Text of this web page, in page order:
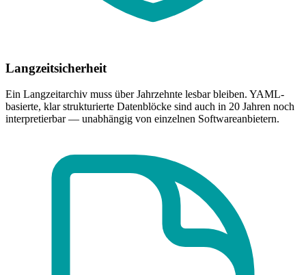
Langzeitsicherheit
Ein Langzeitarchiv muss über Jahrzehnte lesbar bleiben. YAML-
basierte, klar strukturierte Datenblöcke sind auch in 20 Jahren noch
interpretierbar — unabhängig von einzelnen Softwareanbietern.